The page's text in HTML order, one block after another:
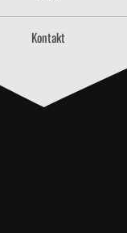
Kontakt